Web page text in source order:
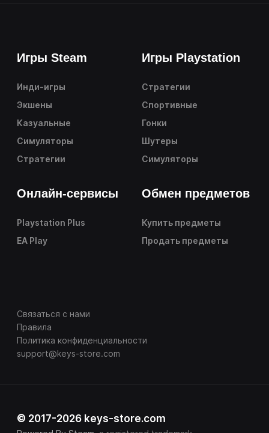
Игры Steam
Инди-игры
Экшены
Казуальные
Симуляторы
Стратегии
Игры Playstation
Стратегии
Спортивные
Гонки
Шутеры
Симуляторы
Онлайн-сервисы
Playstation Plus
EA Play
Обмен предметов
Купить предметы
Продать предметы
Связаться с нами
Правила
Политика конфиденциальности
support@keys-store.com
© 2017-2026 keys-store.com